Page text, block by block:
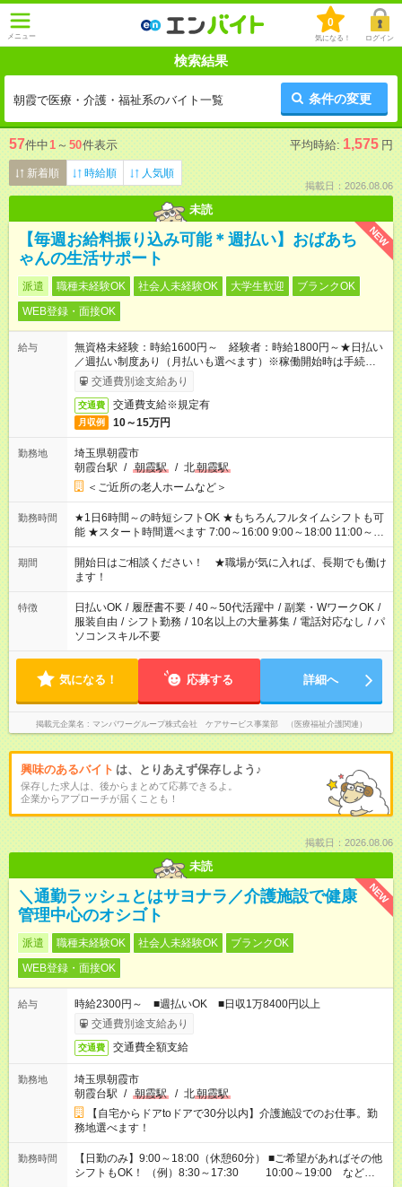
メニュー
0
気になる！ ログイン
検索結果
朝霞で医療・介護・福祉系のバイト一覧 条件の変更
57件中1 ～ 50件表示 平均時給: 1,575 円
新着順 時給順 人気順
掲載日：2026.08.06
未読
NEW
【毎週お給料振り込み可能＊週払い】おばあち
ゃんの生活サポート
派遣 職種未経験OK 社会人未経験OK 大学生歓迎
ブランクOK
WEB登録・面接OK
給与
無資格未経験：時給1600円～ 経験者：時給1800円～★日払い
／週払い制度あり（月払いも選べます）※稼働開始時は手続き完
了次第のお支払いとなります。
交通費別途支給あり
交通費 交通費支給※規定有
月収例 10～15万円
勤務地
埼玉県朝霞市
朝霞台駅 / 朝霞駅 / 北朝霞駅
＜ご近所の老人ホームなど＞
勤務時間
★1日6時間～の時短シフトOK ★もちろんフルタイムシフトも可
能 ★スタート時間選べます 7:00～16:00 9:00～18:00 11:00～
20:00 など 残業なし！ ※Wワークの場合、他のお仕事と合わせ
週40時間超の就業はご案内できません ※法令に基づき、週20時
間以上勤務は社会保険への加入対象となります ※労働者派遣法
（日雇い派遣の原則禁止）により、短時間・短期間の就業はご
案内が難しい場合があります
期間
開始日はご相談ください！ ★職場が気に入れば、長期でも働け
ます！
特徴 日払いOK / 履歴書不要 / 40～50代活躍中 / 副業・WワークOK /
服装自由 / シフト勤務 / 10名以上の大量募集 / 電話対応なし / パ
ソコンスキル不要
気になる！ 応募する 詳細へ
掲載元企業名 マンパワーグループ株式会社 ケアサービス事業部 （医療福祉介護関連）
興味のあるバイト は、とりあえず保存しよう♪
保存した求人は、後からまとめて応募できるよ。
企業からアプローチが届くことも！
掲載日：2026.08.06
未読
NEW
＼通勤ラッシュとはサヨナラ／介護施設で健康
管理中心のオシゴト
派遣 職種未経験OK 社会人未経験OK
ブランクOK
WEB登録・面接OK
給与
時給2300円～ ■週払いOK ■日収1万8400円以上
交通費別途支給あり
交通費 交通費全額支給
勤務地
埼玉県朝霞市
朝霞台駅 / 朝霞駅 / 北朝霞駅
【自宅からドアtoドアで30分以内】介護施設でのお仕事。勤
務地選べます！
勤務時間
【日勤のみ】9:00～18:00（休憩60分） ■ご希望があればその他
シフトもOK！ （例）8:30～17:30 10:00～19:00 など